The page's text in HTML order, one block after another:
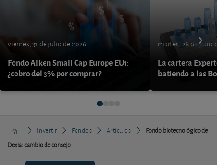
viernes, 31 de julio de 2026
Fondo Alken Small Cap Europe EU1:
¿cobro del 3% por comprar?
martes, 28 de julio
La cartera
batiendo a las
Invertir Fondos Artículos
Fondo biotecnológico de
Dexia: cambio de consejo